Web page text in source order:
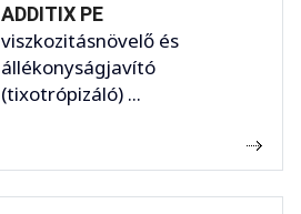
ADDITIX PE
viszkozitásnövelő és
állékonyságjavító
(tixotrópizáló) ...